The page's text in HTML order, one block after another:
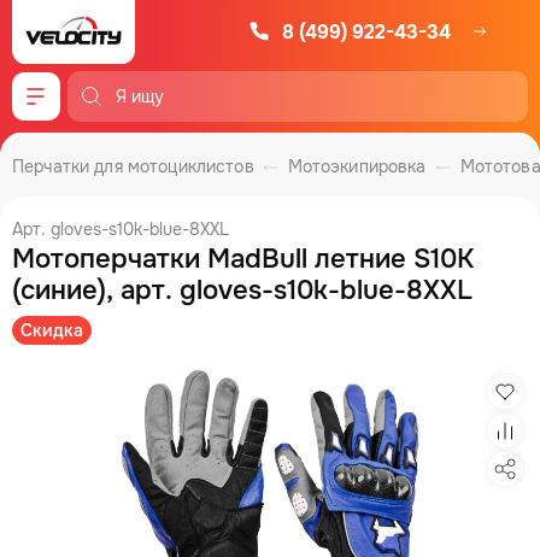
8 (499) 922-43-34
Меню
Мотоэкипировка
Перчатки для мотоциклистов
Арт. gloves-s10k-blue-8XXL
Мотоперчатки MadBull летние S10K
(синие), арт. gloves-s10k-blue-8XXL
Скидка